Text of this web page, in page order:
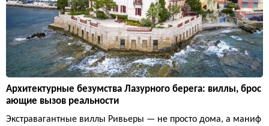
Архитектурные безумства Лазурного берега: виллы, брос
ающие вызов реальности
Экстравагантные виллы Ривьеры — не просто дома, а маниф